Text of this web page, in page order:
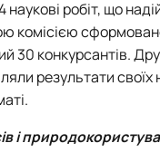
наукові робіт, що
комісією
конкурсантів.
результати
і